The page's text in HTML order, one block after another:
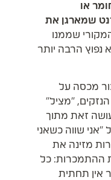
או
שמארגן את
שממנו
נפוץ הרבה יותר
מכסה על
"מציל"
זאת מתוך
שווה כשאני
מזינה את
ההתמכרות: כל
אין תחתית